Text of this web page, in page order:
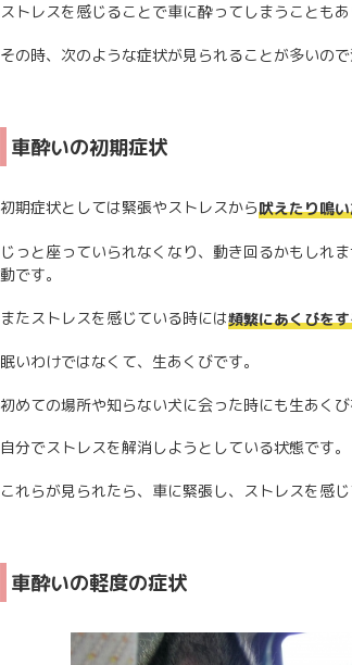
ストレスを感じることで車に酔ってしまうこともあ
その時、次のような症状が見られることが多いので
車酔いの初期症状
初期症状としては緊張やストレスから吠えたり鳴
じっと座っていられなくなり、動き回るかもしれ
動です。
またストレスを感じている時には頻繁にあくびを
眠いわけではなくて、生あくびです。
初めての場所や知らない犬に会った時にも生あくび
自分でストレスを解消しようとしている状態です。
これらが見られたら、車に緊張し、ストレスを感
車酔いの軽度の症状